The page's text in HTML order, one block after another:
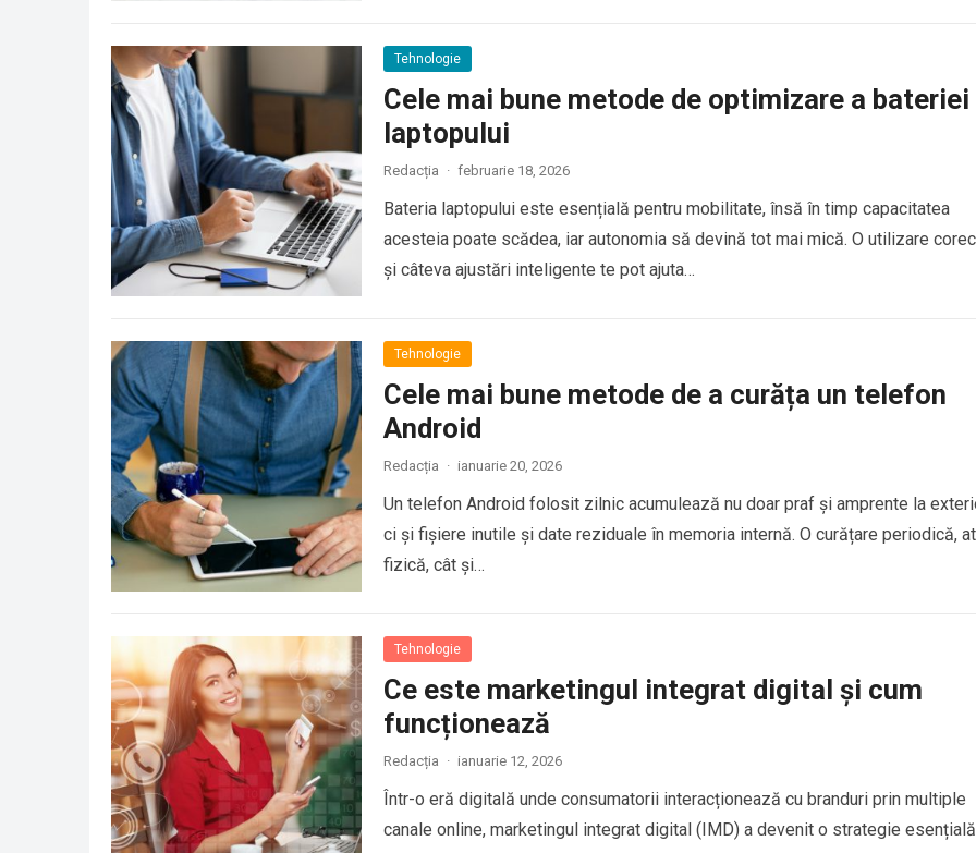
Tehnologie
Cele mai bune metode de optimizare a bateriei
laptopului
Redacția · februarie 18, 2026
Bateria laptopului este esențială pentru mobilitate, însă în timp capacitatea
acesteia poate scădea, iar autonomia să devină tot mai mică. O utilizare
și câteva ajustări inteligente te pot ajuta…
Tehnologie
Cele mai bune metode de a curăța un telefon
Android
Redacția · ianuarie 20, 2026
Un telefon Android folosit zilnic acumulează nu doar praf și amprente la
ci și fișiere inutile și date reziduale în memoria internă. O curățare periodică,
fizică, cât și…
Tehnologie
Ce este marketingul integrat digital și cum
funcționează
Redacția · ianuarie 12, 2026
Într-o eră digitală unde consumatorii interacționează cu branduri prin multiple
canale online, marketingul integrat digital (IMD) a devenit o strategie esențială